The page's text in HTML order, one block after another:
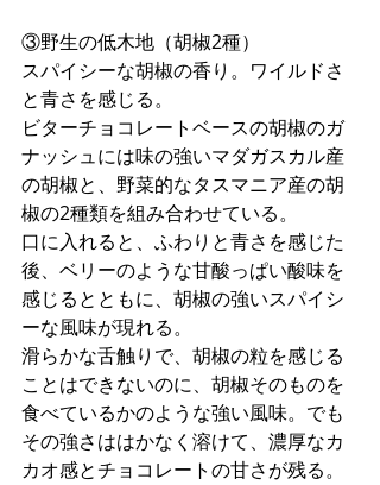
③野生の低木地（胡椒2種）
スパイシーな胡椒の香り。ワイルドさ
と青さを感じる。
ビターチョコレートベースの胡椒のガ
ナッシュには味の強いマダガスカル産
の胡椒と、野菜的なタスマニア産の胡
椒の2種類を組み合わせている。
口に入れると、ふわりと青さを感じた
後、ベリーのような甘酸っぱい酸味を
感じるとともに、胡椒の強いスパイシ
ーな風味が現れる。
滑らかな舌触りで、胡椒の粒を感じる
ことはできないのに、胡椒そのものを
食べているかのような強い風味。でも
その強さははかなく溶けて、濃厚なカ
カオ感とチョコレートの甘さが残る。